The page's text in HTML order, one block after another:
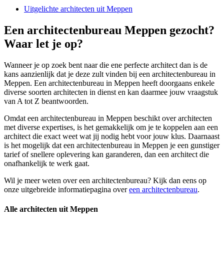
Uitgelichte architecten uit Meppen
Een architectenbureau Meppen gezocht?
Waar let je op?
Wanneer je op zoek bent naar die ene perfecte architect dan is de
kans aanzienlijk dat je deze zult vinden bij een architectenbureau in
Meppen. Een architectenbureau in Meppen heeft doorgaans enkele
diverse soorten architecten in dienst en kan daarmee jouw vraagstuk
van A tot Z beantwoorden.
Omdat een architectenbureau in Meppen beschikt over architecten
met diverse expertises, is het gemakkelijk om je te koppelen aan een
architect die exact weet wat jij nodig hebt voor jouw klus. Daarnaast
is het mogelijk dat een architectenbureau in Meppen je een gunstiger
tarief of snellere oplevering kan garanderen, dan een architect die
onafhankelijk te werk gaat.
Wil je meer weten over een architectenbureau? Kijk dan eens op
onze uitgebreide informatiepagina overeen architectenbureau.
Alle architecten uit Meppen